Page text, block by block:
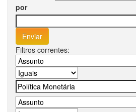
por
Filtros correntes: